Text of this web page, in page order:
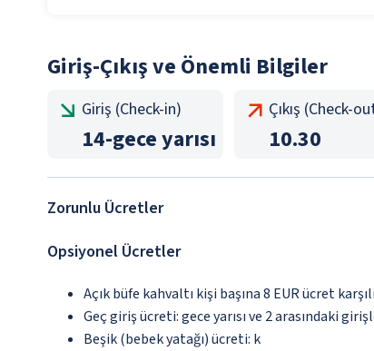
Giriş-Çıkış ve Önemli Bilgiler
Giriş (Check-in)
14-gece yarısı
Çıkış (Check-
10.30
Zorunlu Ücretler
Opsiyonel Ücretler
Açık büfe kahvaltı kişi başına 8 EUR ücret
Geç giriş ücreti: gece yarısı ve 2 arasındaki
Beşik (bebek yatağı) ücreti: k